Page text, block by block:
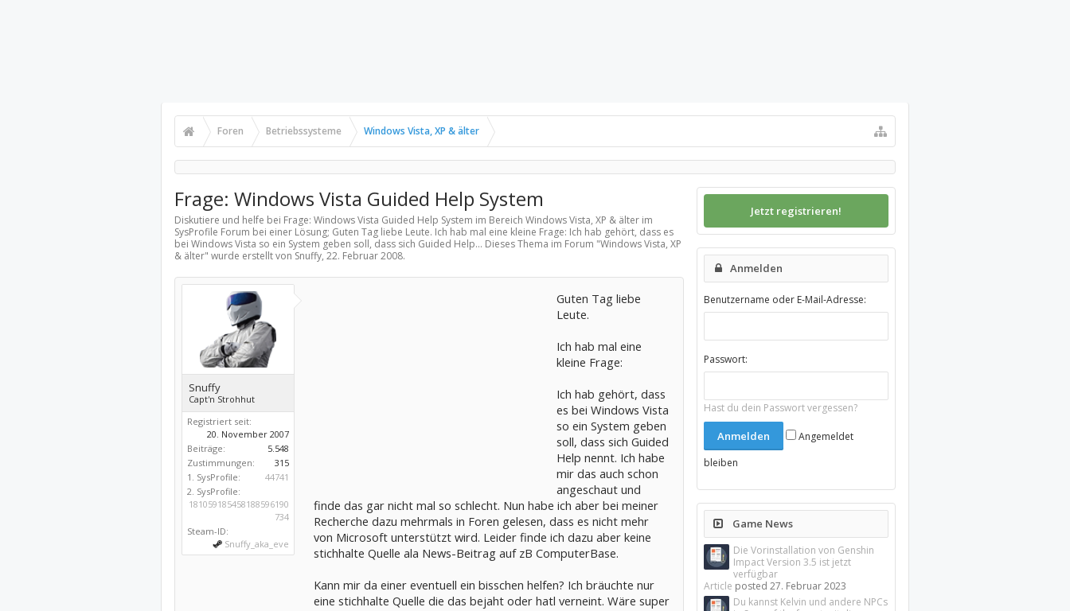
Foren Betriebssysteme Windows Vista, XP & älter
Frage: Windows Vista Guided Help System
Diskutiere und helfe bei Frage: Windows Vista Guided Help System im Bereich Windows Vista, XP & älterim
SysProfile Forum bei einer Lösung; Guten Tag liebe Leute. Ich hab mal eine kleine Frage: Ich hab gehört, dass es
bei Windows Vista so ein System geben soll, dass sich Guided Help... Dieses Thema im Forum "Windows Vista, XP
& älter" wurde erstellt von Snuffy, 22. Februar 2008.
Snuffy
Capt'n Strohhut
Registriert seit:
20. November 2007
Beiträge:
5.548
Zustimmungen:
315
1. SysProfile:
44741
2. SysProfile:
181059185458188596190
734
Steam-ID:
Snuffy_aka_eve
Guten Tag liebe
Leute.
Ich hab mal eine
kleine Frage:
Ich hab gehört, dass
es bei Windows Vista
so ein System geben
soll, dass sich Guided
Help nennt. Ich habe
mir das auch schon
angeschaut und
finde das gar nicht mal so schlecht. Nun habe ich aber bei meiner
Recherche dazu mehrmals in Foren gelesen, dass es nicht mehr
von Microsoft unterstützt wird. Leider finde ich dazu aber keine
stichhalte Quelle ala News-Beitrag auf zB ComputerBase.
Kann mir da einer eventuell ein bisschen helfen? Ich bräuchte nur
eine stichhalte Quelle die das bejaht oder hatl verneint. Wäre super
Jetzt registrieren!
Anmelden
Benutzername oder E-Mail-Adresse:
Passwort:
Hast du dein Passwort vergessen?
Angemeldet
bleiben
Game News
Die Vorinstallation von Genshin
Impact Version 3.5 ist jetzt
verfügbar
Article posted27. Februar 2023
Du kannst Kelvin und andere NPCs